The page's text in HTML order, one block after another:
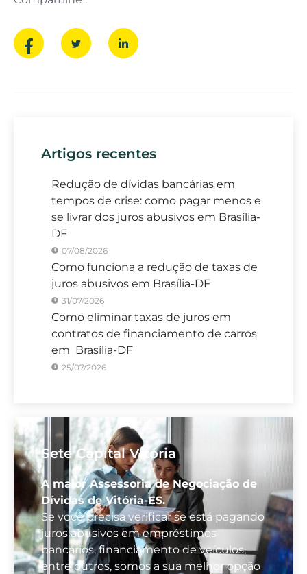
Artigos recentes
Redução de dívidas bancárias em
tempos de crise: como pagar menos e
se livrar dos juros abusivos em Brasília-
DF
07/08/2026
Como funciona a redução de taxas de
juros abusivos em Brasília-DF
31/07/2026
Como eliminar taxas de juros em
contratos de financiamento de carros
em Brasília-DF
25/07/2026
Sete Capital Vitória
A maior Assessoria de Negociação de
Dívidas de Vitória-ES.
Se você precisa verificar se está pagando
juros abusivos em empréstimos
bancários, financiamento de veículos,
entre outros, somos a sua melhor opção